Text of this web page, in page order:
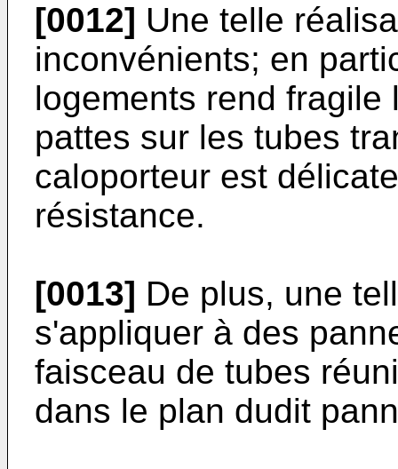
[0012] Une telle
inconvénients; en
logements rend
pattes sur les tubes
caloporteur est
résistance.
[0013] De plus, une
s'appliquer à des
faisceau de tubes
dans le plan dudit